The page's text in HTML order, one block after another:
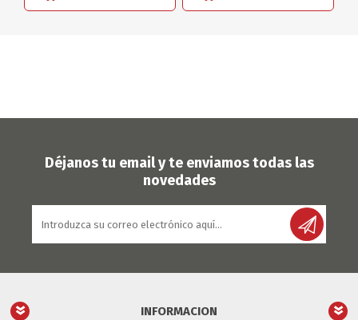
Déjanos tu email y te enviamos todas las
novedades
INFORMACION